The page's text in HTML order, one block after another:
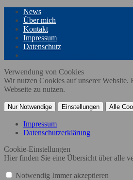
News
Über mich
Kontakt
Impressum
Datenschutz
Verwendung von Cookies
Wir nutzen Cookies auf unserer
Webseite zu nutzen.
Nur Notwendige Einstellungen Alle
Impressum
Datenschutzerklärung
Cookie-Einstellungen
Hier finden Sie eine Übersicht über alle
Notwendig Immer akzeptieren